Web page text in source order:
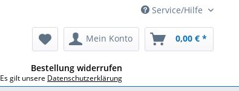
Service/Hilfe
Mein Konto 0,00 € *
Bestellung widerrufen
Es gilt unsere Datenschutzerklärung